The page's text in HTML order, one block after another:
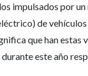
impulsados por
de
que han estas
este año